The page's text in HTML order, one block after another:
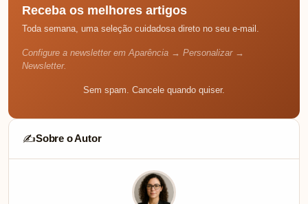
Receba os melhores artigos
Toda semana, uma seleção cuidadosa direto no seu e-mail.
Configure a newsletter em Aparência → Personalizar →
Newsletter.
Sem spam. Cancele quando quiser.
✍️Sobre o Autor